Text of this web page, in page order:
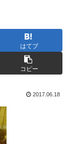
はてブ
コピー
2017.06.18